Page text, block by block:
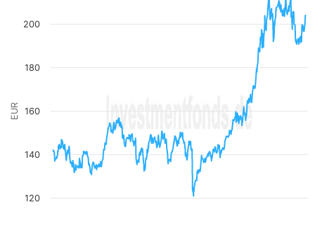
The chart has 1 X axis displaying Datum. Data ranges
The chart has 1 Y axis displaying EUR. Data ranges from
EUR
120
140
160
180
200